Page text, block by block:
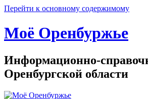
Перейти к основному содержимому
Моё Оренбуржье
Информационно-
Оренбургской области